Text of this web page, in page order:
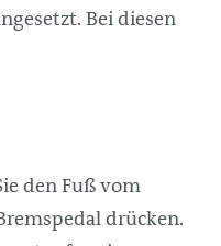
Bei diesen
den Fuß vom
drücken.